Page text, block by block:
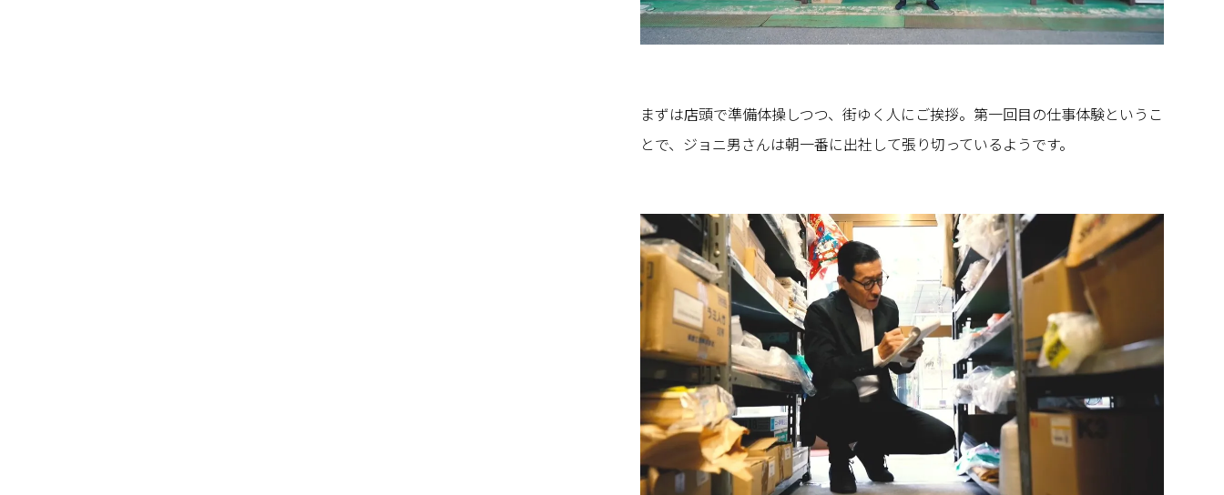
まずは店頭で準備体操しつつ、街ゆく人にご挨拶。第一回目の仕事体験というこ
とで、ジョニ男さんは朝一番に出社して張り切っているようです。